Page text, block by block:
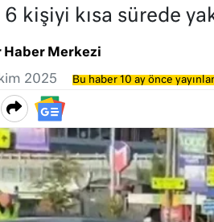
kişiyi kısa sürede
Haber Merkezi
2025 Bu haber 10 ay önce